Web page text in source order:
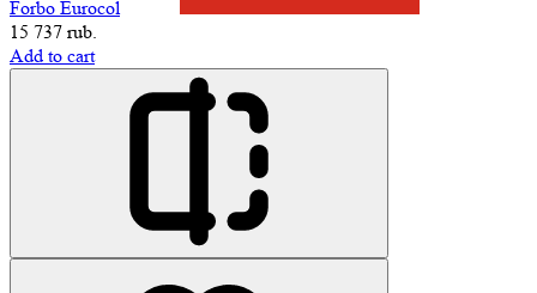
Forbo Eurocol
15 737 rub.
Add to cart